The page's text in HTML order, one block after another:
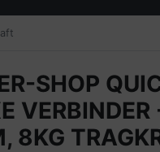
SHOP
VERBINDER
8KG